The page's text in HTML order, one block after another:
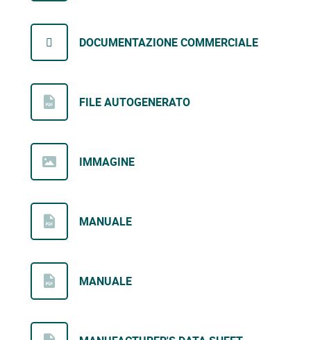
DOCUMENTAZIONE COMMERCIALE
FILE AUTOGENERATO
IMMAGINE
MANUALE
MANUALE